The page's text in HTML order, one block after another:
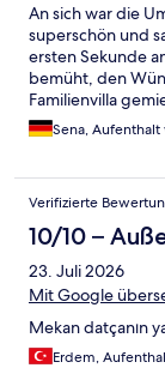
An sich war die
superschön und
ersten Sekunde
bemüht, den
Familienvilla
sagen, dass der
Da stimmte für
benutzt haben.
gebracht. Die
nicht
aufzuhängen.
Renovierung
zubereitet und
erreicht werden
reibungslos.
Sena, Aufenthalt
Verifizierte
10/10 –
23. Juli 2026
Mit Google
Mekan datçanın
Erdem,